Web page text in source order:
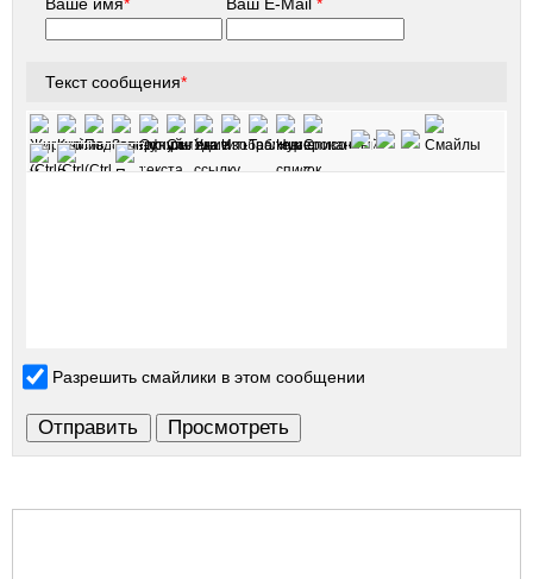
Текст сообщения*
Разрешить смайлики в этом сообщении